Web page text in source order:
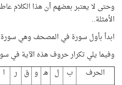
وحتى لا يعتبر بعضهم أن هذا الكلام
الأمثلة..
ابدأ بأول سورة في المصحف وهي سورة
وفيما يلي تكرار حروف هذه الآية في
الحرف
ب ل هـ و ق ر ا